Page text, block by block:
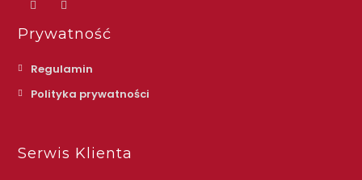
Prywatność
Regulamin
Polityka prywatności
Serwis Klienta